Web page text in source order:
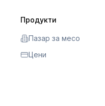
Продукти
Пазар за месо
Цени